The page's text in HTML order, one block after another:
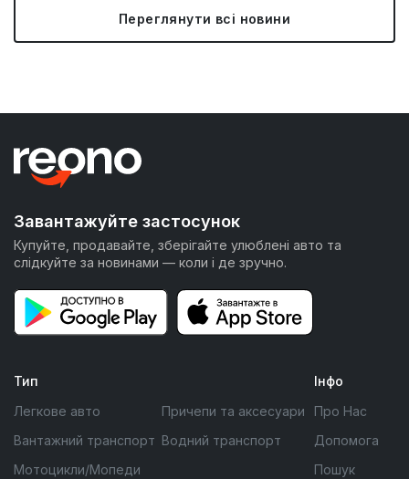
Переглянути всі новини
Завантажуйте застосунок
Купуйте, продавайте, зберігайте улюблені авто та
слідкуйте за новинами — коли і де зручно.
Тип
Легкове авто
Вантажний транспорт
Мотоцикли/Мопеди
Причепи та аксесуари
Водний транспорт
Інфо
Про Нас
Допомога
Пошук